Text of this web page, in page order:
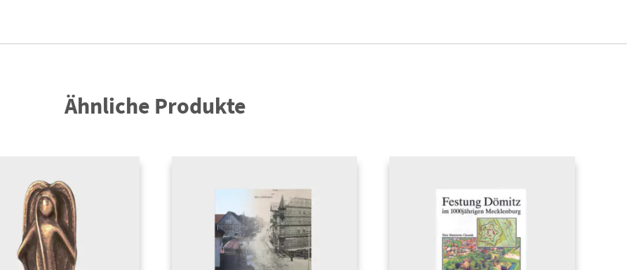
Ähnliche Produkte